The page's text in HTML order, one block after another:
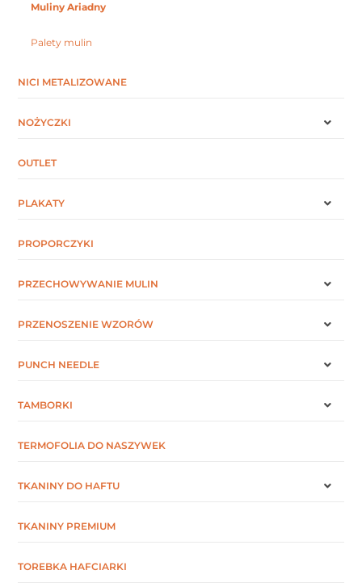
Muliny Ariadny
Palety mulin
NICI METALIZOWANE
NOŻYCZKI
OUTLET
PLAKATY
PROPORCZYKI
PRZECHOWYWANIE MULIN
PRZENOSZENIE WZORÓW
PUNCH NEEDLE
TAMBORKI
TERMOFOLIA DO NASZYWEK
TKANINY DO HAFTU
TKANINY PREMIUM
TOREBKA HAFCIARKI